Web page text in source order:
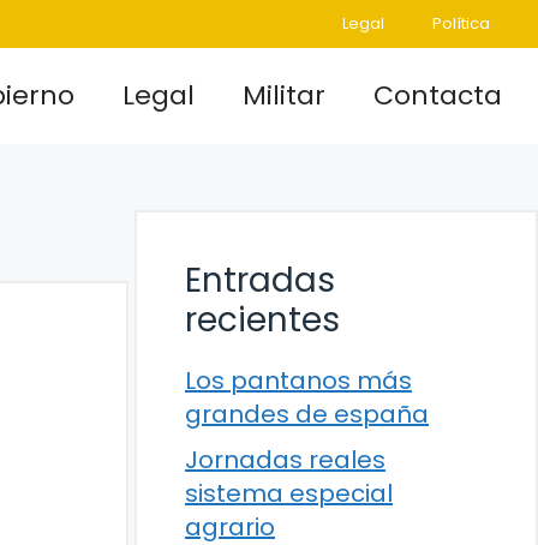
Legal Política
Legal Militar Contacta
Entradas
recientes
Los pantanos más
grandes de españa
Jornadas reales
sistema especial
agrario